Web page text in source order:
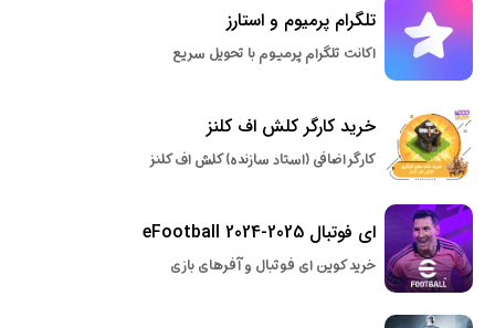
تلگرام پرمیوم و استارز
اکانت تلگرام پرمیوم با تحویل سریع
خرید کارگر کلش اف کلنز
کارگر اضافی (استاد سازنده) کلش اف کلنز
ای فوتبال eFootball 2024-2025
خرید کوین ای فوتبال و آفرهای بازی